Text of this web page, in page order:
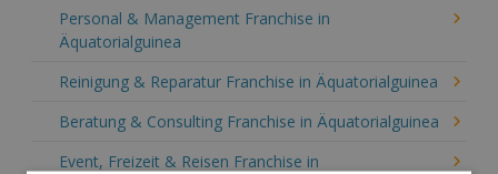
Personal & Management Franchise in
Äquatorialguinea
Reinigung & Reparatur Franchise in Äquatorialguinea
Beratung & Consulting Franchise in Äquatorialguinea
Event, Freizeit & Reisen Franchise in